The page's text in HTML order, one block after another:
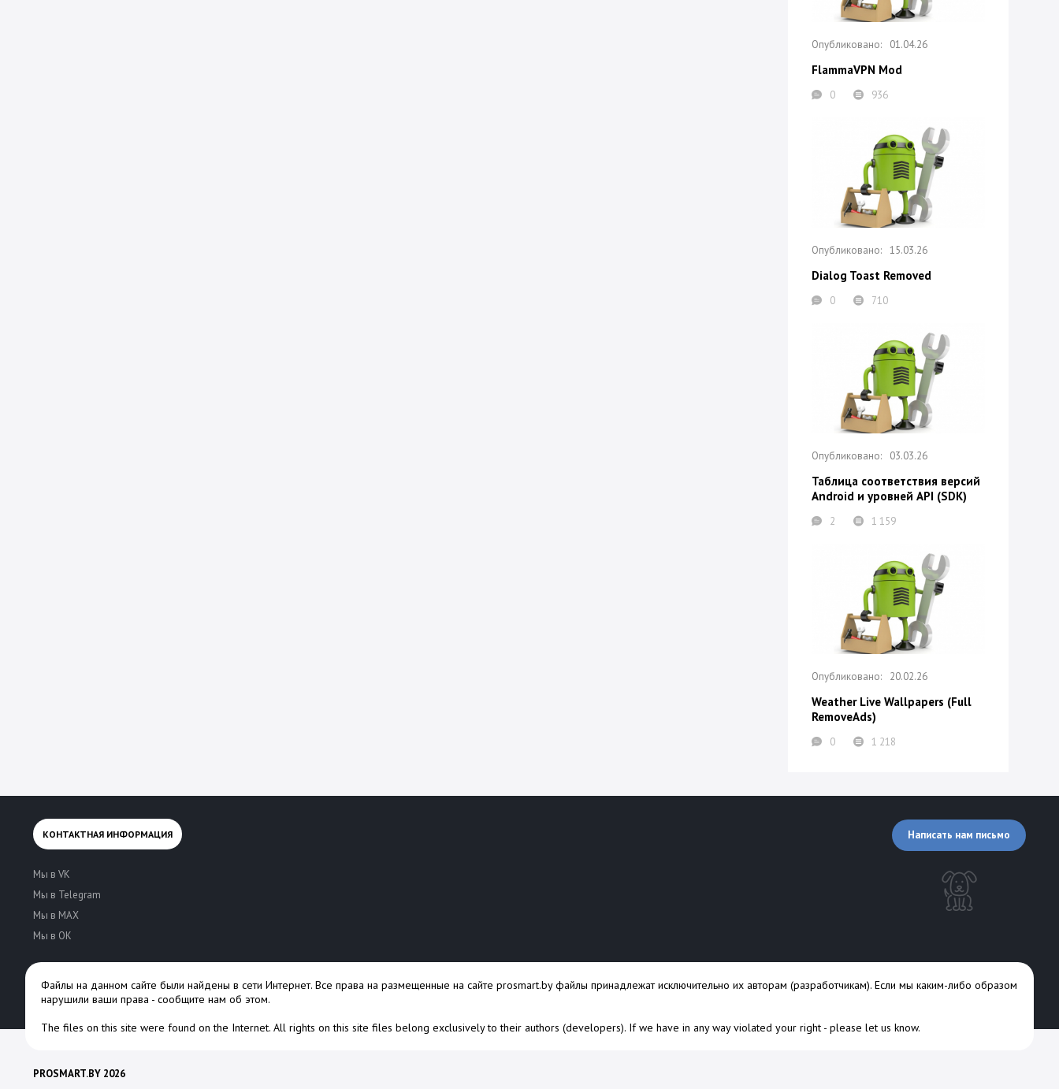
01.04.26
FlammaVPN Mod
0 936
15.03.26
Dialog Toast Removed
0 710
03.03.26
Таблица соответствия версий
Android и уровней API (SDK)
2 1 159
20.02.26
Weather Live Wallpapers (Full
RemoveAds)
0 1 218
КОНТАКТНАЯ ИНФОРМАЦИЯ
Мы в VK
Мы в Telegram
Мы в MAX
Мы в OK
Написать нам письмо
Файлы на данном сайте были найдены в сети Интернет. Все права на размещенные на сайте prosmart.by файлы принадлежат исключительно их авторам (разработчикам). Если мы каким-либо образом
нарушили ваши права - сообщите нам об этом.
The files on this site were found on the Internet. All rights on this site files belong exclusively to their authors (developers). If we have in any way violated your right - please let us know.
PROSMART.BY 2026